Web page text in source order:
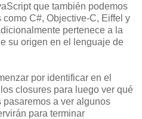
que también podemos
C#, Objective-C, Eiffel y
pertenece a la
su origen en el lenguaje de
por identificar en el
closures para luego ver qué
a ver algunos
para terminar